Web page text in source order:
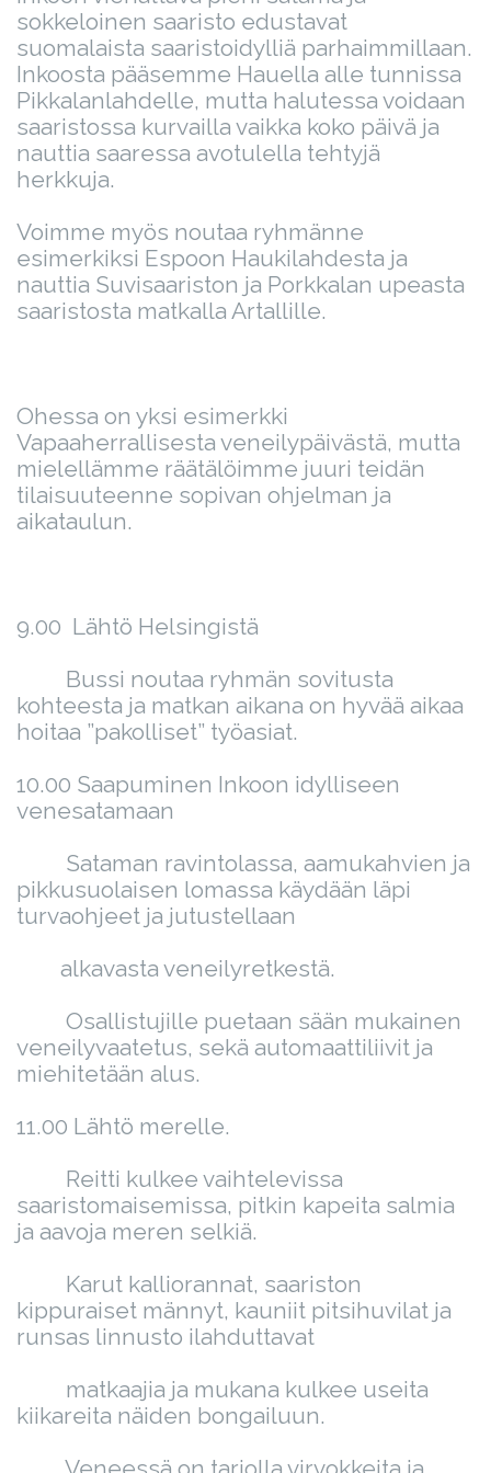
sokkeloinen saaristo edustavat
suomalaista saaristoidylliä parhaimmillaan.
Inkoosta pääsemme Hauella alle tunnissa
Pikkalanlahdelle, mutta halutessa voidaan
saaristossa kurvailla vaikka koko päivä ja
nauttia saaressa avotulella tehtyjä
herkkuja.
Voimme myös noutaa ryhmänne
esimerkiksi Espoon Haukilahdesta ja
nauttia Suvisaariston ja Porkkalan upeasta
saaristosta matkalla Artallille.
Ohessa on yksi esimerkki
Vapaaherrallisesta veneilypäivästä, mutta
mielellämme räätälöimme juuri teidän
tilaisuuteenne sopivan ohjelman ja
aikataulun.
9.00 Lähtö Helsingistä
Bussi noutaa ryhmän sovitusta
kohteesta ja matkan aikana on hyvää aikaa
hoitaa ”pakolliset” työasiat.
10.00 Saapuminen Inkoon idylliseen
venesatamaan
Sataman ravintolassa, aamukahvien ja
pikkusuolaisen lomassa käydään läpi
turvaohjeet ja jutustellaan
alkavasta veneilyretkestä.
Osallistujille puetaan sään mukainen
veneilyvaatetus, sekä automaattiliivit ja
miehitetään alus.
11.00 Lähtö merelle.
Reitti kulkee vaihtelevissa
saaristomaisemissa, pitkin kapeita salmia
ja aavoja meren selkiä.
Karut kalliorannat, saariston
kippuraiset männyt, kauniit pitsihuvilat ja
runsas linnusto ilahduttavat
matkaajia ja mukana kulkee useita
kiikareita näiden bongailuun.